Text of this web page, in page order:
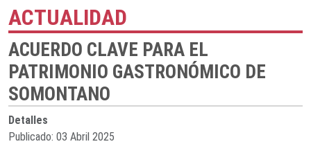
ACTUALIDAD
ACUERDO CLAVE PARA EL
PATRIMONIO GASTRONÓMICO DE
SOMONTANO
Detalles
Publicado: 03 Abril 2025